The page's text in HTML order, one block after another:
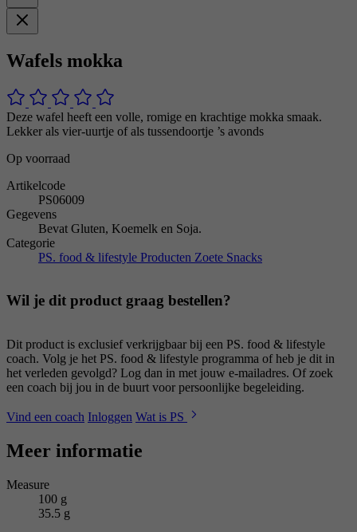
Wafels mokka
Deze wafel heeft een volle, romige en krachtige mokka smaak.
Lekker als vier-uurtje of als tussendoortje ’s avonds
Op voorraad
Artikelcode
PS06009
Gegevens
Bevat Gluten, Koemelk en Soja.
Categorie
PS. food & lifestyle Producten Zoete Snacks
Wil je dit product graag bestellen?
Dit product is exclusief verkrijgbaar bij een PS. food & lifestyle
coach. Volg je het PS. food & lifestyle programma of heb je dit in
het verleden gevolgd? Log dan in met jouw e-mailadres. Of zoek
een coach bij jou in de buurt voor persoonlijke begeleiding.
Vind een coach Inloggen Wat is PS
Meer informatie
Measure
100 g
35.5 g